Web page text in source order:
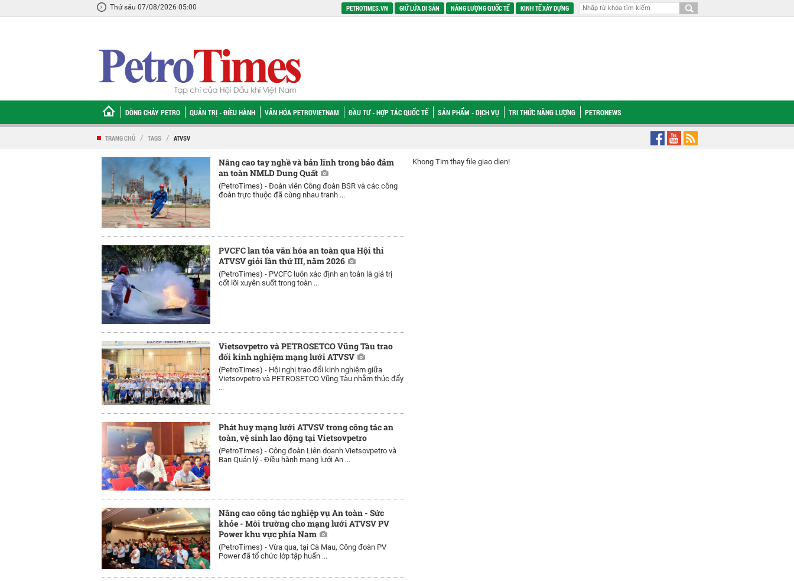
Thứ sáu 07/08/2026 05:00 PETROTIMES.VN GIỮ LỬA DI SẢN NĂNG LƯỢNG QUỐC TẾ KINH TẾ XÂY DỰNG
DÒNG CHẢY PETRO QUẢN TRỊ - ĐIỀU HÀNH VĂN HÓA PETROVIETNAM ĐẦU TƯ - HỢP TÁC QUỐC TẾ SẢN PHẨM - DỊCH VỤ TRI THỨC NĂNG LƯỢNG PETRONEWS
TRANG CHỦ / TAGS / ATVSV
Nâng cao tay nghề và bản lĩnh trong bảo đảm
an toàn NMLD Dung Quất
(PetroTimes) - Đoàn viên Công đoàn BSR và các công
đoàn trực thuộc đã cùng nhau tranh ...
PVCFC lan tỏa văn hóa an toàn qua Hội thi
ATVSV giỏi lần thứ III, năm 2026
(PetroTimes) - PVCFC luôn xác định an toàn là giá trị
cốt lõi xuyên suốt trong toàn ...
Vietsovpetro và PETROSETCO Vũng Tàu trao
đổi kinh nghiệm mạng lưới ATVSV
(PetroTimes) - Hội nghị trao đổi kinh nghiệm giữa
Vietsovpetro và PETROSETCO Vũng Tàu nhằm thúc đẩy
...
Phát huy mạng lưới ATVSV trong công tác an
toàn, vệ sinh lao động tại Vietsovpetro
(PetroTimes) - Công đoàn Liên doanh Vietsovpetro và
Ban Quản lý - Điều hành mạng lưới An ...
Nâng cao công tác nghiệp vụ An toàn - Sức
khỏe - Môi trường cho mạng lưới ATVSV PV
Power khu vực phía Nam
(PetroTimes) - Vừa qua, tại Cà Mau, Công đoàn PV
Power đã tổ chức lớp tập huấn ...
Khong Tim thay file giao dien!